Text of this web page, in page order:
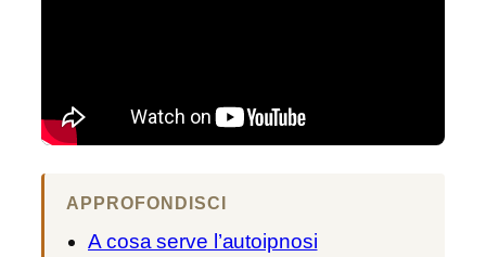
APPROFONDISCI
A cosa serve l’autoipnosi